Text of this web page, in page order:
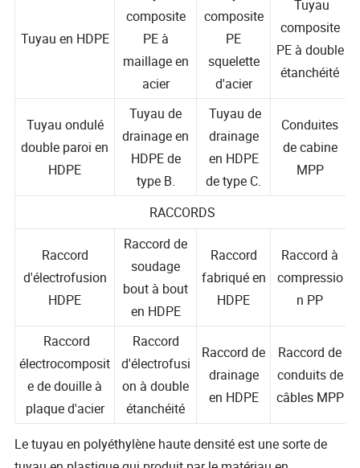
Tuyau
composite
PE à
maillage en
acier
Tuyau
composite
PE
squelette
d'acier
Tuyau
composite
PE à double
Tuyau ondulé
double paroi en
Tuyau de
drainage en
HDPE de
type B.
Tuyau de
drainage
en HDPE
de type C.
Conduites
de cabine
RACCORDS
Raccord
d'électrofusion
Raccord de
soudage
bout à bout
en HDPE
Raccord
fabriqué en
Raccord à
compressio
Raccord
électrocomposit
e de douille à
Raccord
d'électrofusi
on à double
Raccord de
drainage
en HDPE
Raccord de
conduits de
câbles MPP
Le tuyau en polyéthylène haute densité est une sorte de